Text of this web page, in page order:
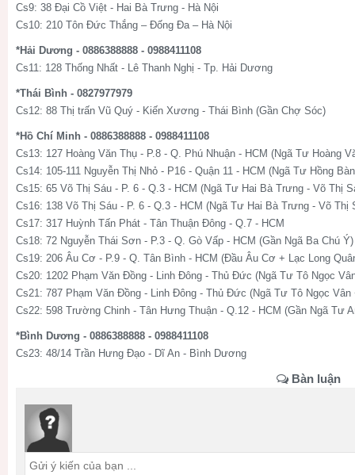
Cs9: 38 Đại Cồ Việt - Hai Bà Trưng - Hà Nội
Cs10: 210 Tôn Đức Thắng – Đống Đa – Hà Nội
*Hải Dương - 0886388888 - 0988411108
Cs11: 128 Thống Nhất - Lê Thanh Nghị - Tp. Hải Dương
*Thái Bình - 0827977979
Cs12: 88 Thị trấn Vũ Quý - Kiến Xương - Thái Bình (Gần Chợ Sóc)
*Hồ Chí Minh - 0886388888 - 0988411108
Cs13: 127 Hoàng Văn Thụ - P.8 - Q. Phú Nhuận - HCM (Ngã Tư Hoàng
Cs14: 105-111 Nguyễn Thị Nhỏ - P16 - Quận 11 - HCM (Ngã Tư Hồng
Cs15: 65 Võ Thị Sáu - P. 6 - Q.3 - HCM (Ngã Tư Hai Bà Trưng - Võ Thị
Cs16: 138 Võ Thị Sáu - P. 6 - Q.3 - HCM (Ngã Tư Hai Bà Trưng - Võ Thị
Cs17: 317 Huỳnh Tấn Phát - Tân Thuận Đông - Q.7 - HCM
Cs18: 72 Nguyễn Thái Sơn - P.3 - Q. Gò Vấp - HCM (Gần Ngã Ba Chú Ý)
Cs19: 206 Âu Cơ - P.9 - Q. Tân Bình - HCM (Đầu Âu Cơ + Lạc Long
Cs20: 1202 Phạm Văn Đồng - Linh Đông - Thủ Đức (Ngã Tư Tô Ngọc
Cs21: 787 Phạm Văn Đồng - Linh Đông - Thủ Đức (Ngã Tư Tô Ngọc Vân
Cs22: 598 Trường Chinh - Tân Hưng Thuận - Q.12 - HCM (Gần Ngã Tư
*Bình Dương - 0886388888 - 0988411108
Cs23: 48/14 Trần Hưng Đạo - Dĩ An - Bình Dương
Bàn luận